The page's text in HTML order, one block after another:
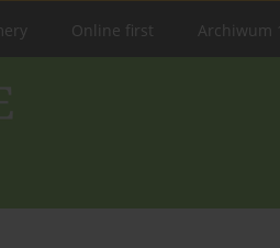
Online first Archiwum